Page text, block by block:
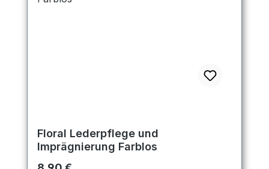
Floral Lederpflege und
Imprägnierung Farblos